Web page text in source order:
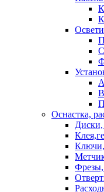
Оснастка,
Фрезы,